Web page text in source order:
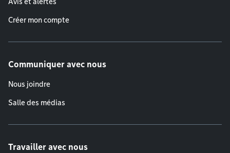
Avis et alertes
Créer mon compte
Communiquer avec nous
Nous joindre
Salle des médias
Travailler avec nous